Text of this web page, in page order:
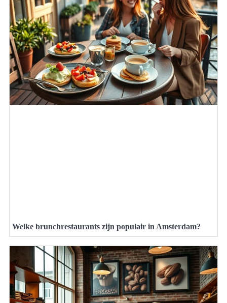
Welke brunchrestaurants zijn populair in Amsterdam?